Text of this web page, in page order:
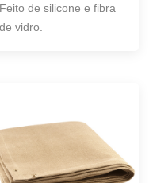
Feito de silicone e fibra
de vidro.